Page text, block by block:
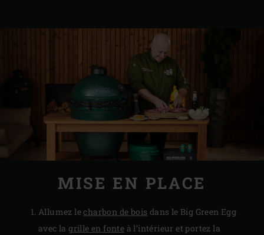
MISE EN PLACE
Allumez lecharbon de bois dans le Big Green Egg
avec lagrille en fonte à l’intérieur et portez la